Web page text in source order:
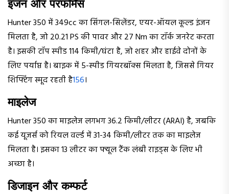
इंजन और परफॉर्मेंस
Hunter 350 में 349cc का सिंगल-सिलेंडर, एयर-ऑयल कूल्ड इंजन
मिलता है, जो 20.21 PS की पावर और 27 Nm का टॉर्क जनरेट करता
है। इसकी टॉप स्पीड 114 किमी/घंटा है, जो शहर और हाईवे दोनों के
लिए पर्याप्त है। बाइक में 5-स्पीड गियरबॉक्स मिलता है, जिससे गियर
शिफ्टिंग स्मूद रहती है156।
माइलेज
Hunter 350 का माइलेज लगभग 36.2 किमी/लीटर (ARAI) है, जबकि
कई यूजर्स को रियल वर्ल्ड में 31-34 किमी/लीटर तक का माइलेज
मिलता है। इसका 13 लीटर का फ्यूल टैंक लंबी राइड्स के लिए भी
अच्छा है।
डिजाइन और कम्फर्ट